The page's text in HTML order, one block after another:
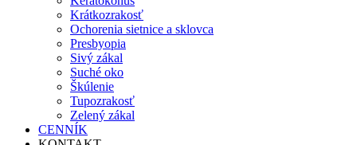
Krátkozrakosť
Ochorenia sietnice a sklovca
Presbyopia
Sivý zákal
Suché oko
Škúlenie
Tupozrakosť
Zelený zákal
CENNÍK